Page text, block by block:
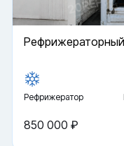
Рефрижераторный
Рефрижератор
850 000 ₽